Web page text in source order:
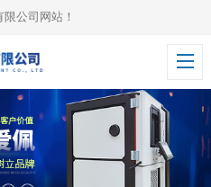
公司网站！